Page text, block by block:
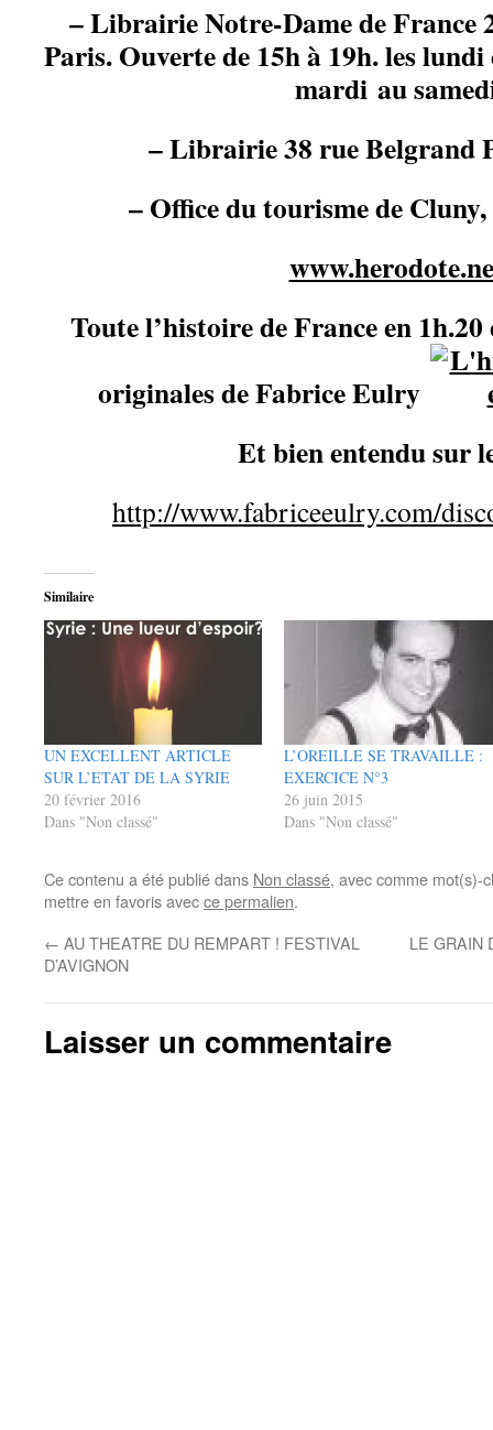
– Librairie Notre-Dame de France
Paris. Ouverte de 15h à 19h. les
mardi au
– Librairie 38 rue Belgrand
– Office du tourisme de
Toute l’histoire de France en
originales de Fabrice Eulry
Et bien entendu sur
http://www.fabriceeulry.com/
Similaire
UN EXCELLENT ARTICLE
SUR L’ETAT DE LA SYRIE
20 février 2016
Dans "Non classé"
L’OREILLE SE TRAVAILLE :
EXERCICE N°3
26 juin 2015
Dans "Non classé"
Ce contenu a été publié dans Non classé, avec comme mot(s)-
mettre en favoris avecce permalien.
← AU THEATRE DU REMPART ! FESTIVAL
D’AVIGNON
LE GRAIN
Laisser un commentaire